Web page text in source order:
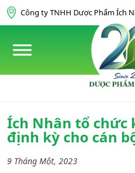
Skip to content
Công ty TNHH Dược Phẩm Ích
Ích Nhân tổ chức
định kỳ cho cán
9 Tháng Một, 2023